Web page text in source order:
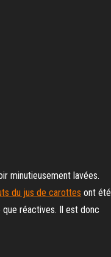
minutieusement lavées.
du jus de carottes ont été
réactives. Il est donc